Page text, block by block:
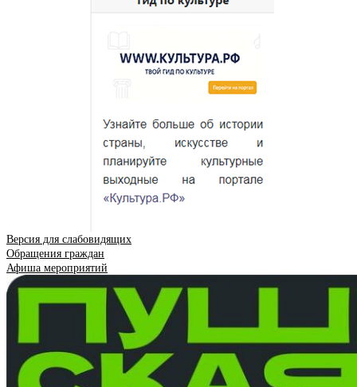
Версия для слабовидящих
Обращения граждан
Афиша мероприятий